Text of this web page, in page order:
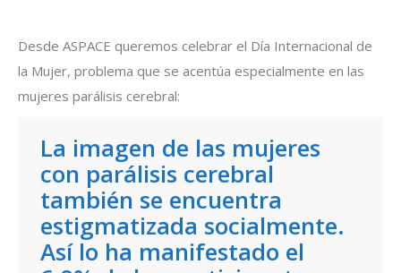
Desde ASPACE queremos celebrar el Día Internacional de
la Mujer, problema que se acentúa especialmente en las
mujeres parálisis cerebral:
La imagen de las mujeres
con parálisis cerebral
también se encuentra
estigmatizada socialmente.
Así lo ha manifestado el